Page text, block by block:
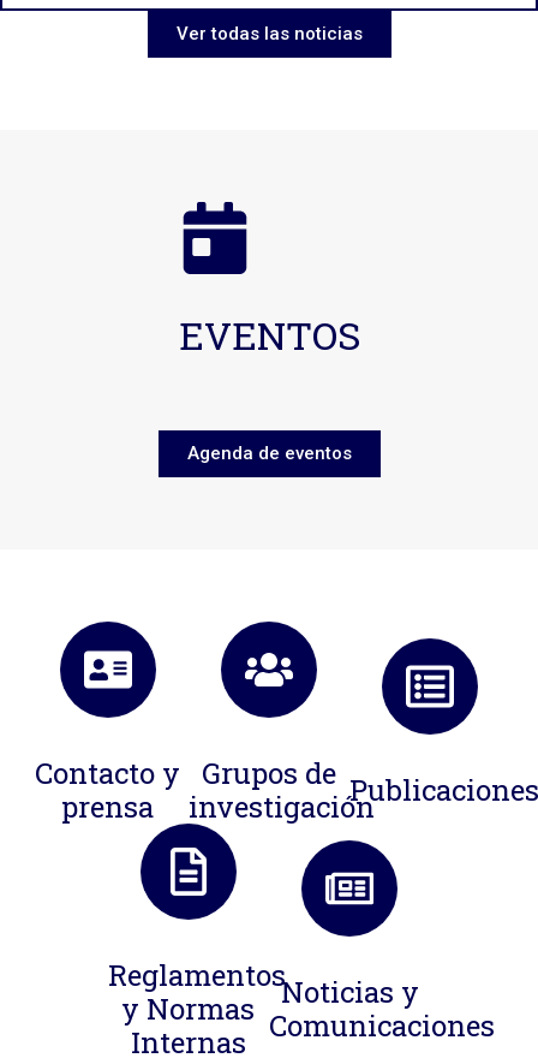
Ver todas las noticias
EVENTOS
Agenda de eventos
Contacto y
prensa
Grupos de
investigación
Reglamentos
y Normas
Internas
Noticias y
Comunicaciones